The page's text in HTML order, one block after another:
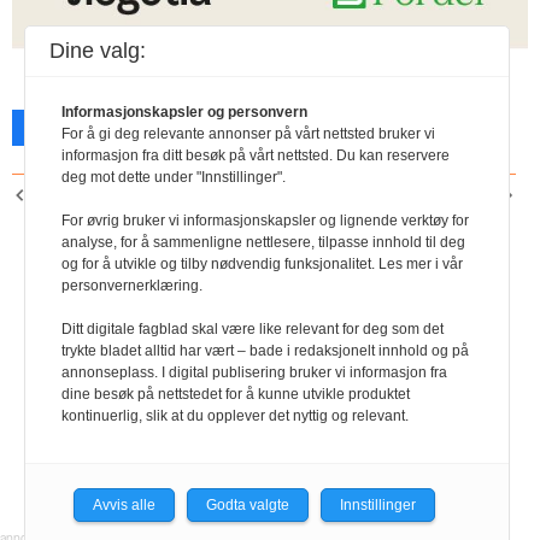
Gjensidige
Facebook X Skriv ut
Maling ut til verden Nordea
Dine valg:
Informasjonskapsler og personvern
For å gi deg relevante annonser på vårt nettsted bruker vi
informasjon fra ditt besøk på vårt nettsted. Du kan reservere
deg mot dette under "Innstillinger".
For øvrig bruker vi informasjonskapsler og lignende verktøy for
analyse, for å sammenligne nettlesere, tilpasse innhold til deg
og for å utvikle og tilby nødvendig funksjonalitet. Les mer i vår
personvernerklæring.
Ditt digitale fagblad skal være like relevant for deg som det
trykte bladet alltid har vært – bade i redaksjonelt innhold og på
annonseplass. I digital publisering bruker vi informasjon fra
dine besøk på nettstedet for å kunne utvikle produktet
kontinuerlig, slik at du opplever det nyttig og relevant.
Avvis alle Godta valgte Innstillinger